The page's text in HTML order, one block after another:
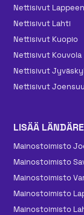
Nettisivut
Nettisivut Lahti
Nettisivut Kuopio
Nettisivut Kouvola
Nettisivut
Nettisivut Joensuu
LISÄÄ
Mainos­toimisto
Mainos­toimisto
Mainos­toimisto
Mainos­toimisto
Mainos­toimisto